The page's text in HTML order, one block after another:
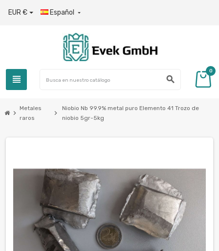
EUR € Español 
view_headline search
0
chevron_right
Metales
raros
chevron_right
Niobio Nb 99.9% metal puro Elemento 41 Trozo de
niobio 5gr-5kg